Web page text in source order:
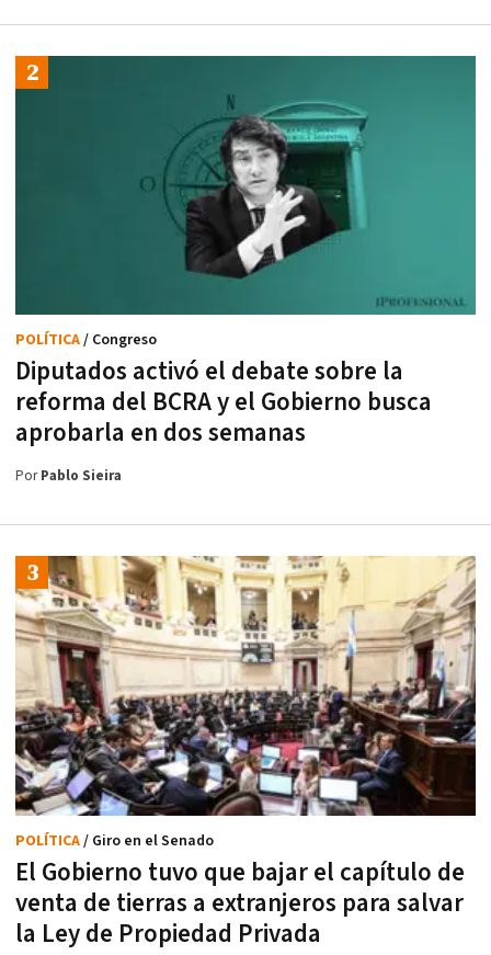
Diputados activó el debate sobre la
reforma del BCRA y el Gobierno busca
aprobarla en dos semanas
POLÍTICA/ Congreso
PorPablo Sieira
El Gobierno tuvo que bajar el capítulo de
venta de tierras a extranjeros para salvar
la Ley de Propiedad Privada
POLÍTICA/ Giro en el Senado